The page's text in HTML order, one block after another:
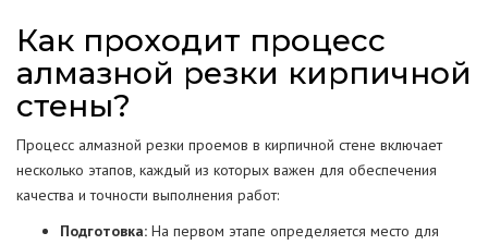
Как проходит процесс
алмазной резки кирпичной
стены?
Процесс алмазной резки проемов в кирпичной стене включает
несколько этапов, каждый из которых важен для обеспечения
качества и точности выполнения работ:
Подготовка: На первом этапе определяется место для